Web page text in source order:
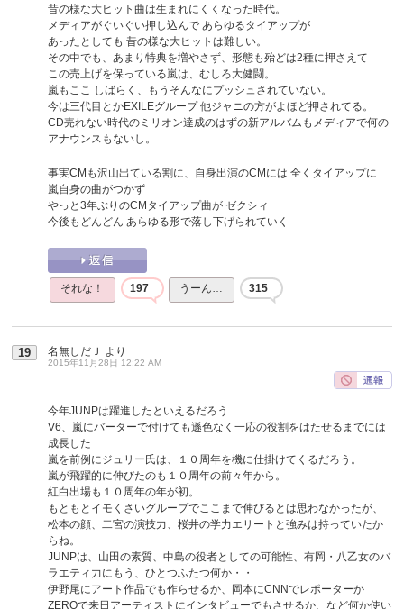
昔の様な大ヒット曲は生まれにくくなった時代。
メディアがぐいぐい押し込んで あらゆるタイアップが
あったとしても 昔の様な大ヒットは難しい。
その中でも、あまり特典を増やさず、形態も殆どは2種に押さえて
この売上げを保っている嵐は、むしろ大健闘。
嵐もここ しばらく、もうそんなにプッシュされていない。
今は三代目とかEXILEグループ 他ジャニの方がよほど押されてる。
CD売れない時代のミリオン達成のはずの新アルバムもメディアで何の
アナウンスもないし。
事実CMも沢山出ている割に、自身出演のCMには 全くタイアップに
嵐自身の曲がつかず
やっと3年ぶりのCMタイアップ曲が ゼクシィ
今後もどんどん あらゆる形で落し下げられていく
それな！ 197 うーん… 315
19 名無しだＪ より
2015年11月28日 12:22 AM
今年JUNPは躍進したといえるだろう
V6、嵐にバーターで付けても遜色なく一応の役割をはたせるまでには
成長した
嵐を前例にジュリー氏は、１０周年を機に仕掛けてくるだろう。
嵐が飛躍的に伸びたのも１０周年の前々年から。
紅白出場も１０周年の年が初。
もともとイモくさいグループでここまで伸びるとは思わなかったが、
松本の顔、二宮の演技力、桜井の学力エリートと強みは持っていたか
らね。
JUNPは、山田の素質、中島の役者としての可能性、有岡・八乙女のバ
ラエティ力にもう、ひとつふたつ何か・・
伊野尾にアート作品でも作らせるか、岡本にCNNでレポーターか
ZEROで来日アーティストにインタビューでもさせるか、など何か使い